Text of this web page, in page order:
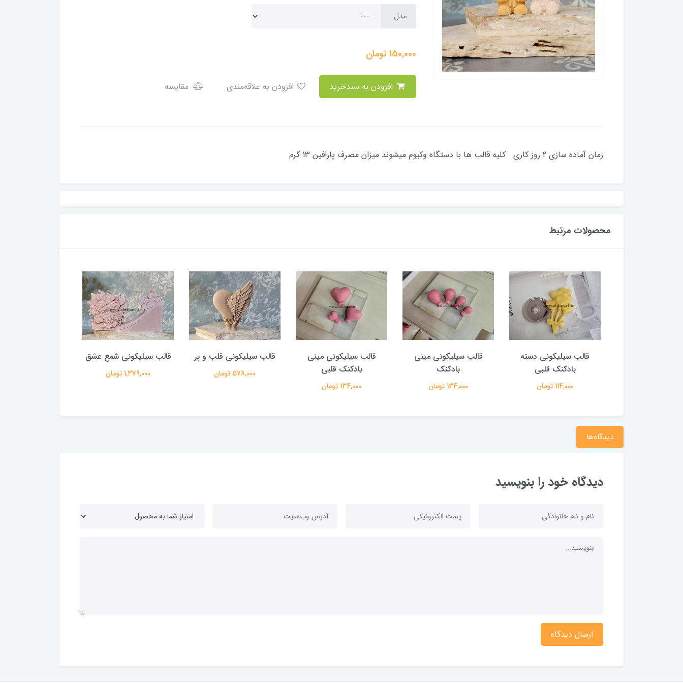
مدل
150,000تومان
مقایسه
زمان آماده سازی 2 روز کاری کلیه قالب ها با دستگاه وکیوم میشوند میزان مصرف پارافین 13 گرم
محصولات مرتبط
قالب سیلیکونی دسته
بادکنک قلبی
114,000 تومان
قالب سیلیکونی مینی
بادکنک
134,000 تومان
قالب سیلیکونی مینی
بادکنک قلبی
134,000 تومان
قالب سیلیکونی قلب و پر
578,000 تومان
قالب سیلیکونی شمع عشق
1,379,000 تومان
دیدگاه‌ها
دیدگاه خود را بنویسید
ارسال دیدگاه